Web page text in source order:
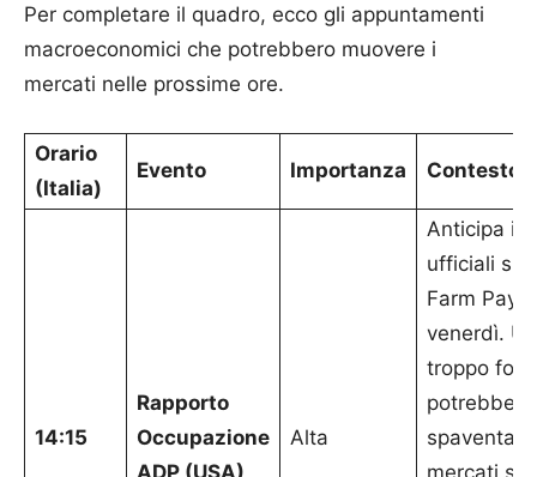
Per completare il quadro, ecco gli appuntamenti
macroeconomici che potrebbero muovere i
mercati nelle prossime ore.
Orario
(Italia)
Evento Importanza Contesto
14:15
Rapporto
Occupazione
ADP (USA)
Alta
Anticipa i
ufficiali sui
Farm
venerdì.
troppo
potrebbe
mercati